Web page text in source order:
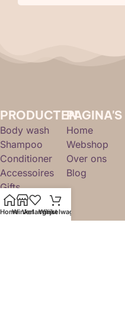
m
PRODUCTEN
Body wash
Shampoo
Conditioner
Accessoires
Gifts
PAGINA'S
Home
Webshop
Over ons
Blog
HomeWinkelVerlanglijstWinkelwagen